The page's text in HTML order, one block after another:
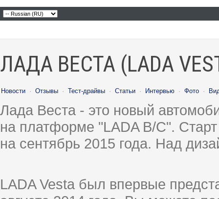
ЛАДА ВЕСТА (LADA
Новости · Отзывы · Тест-драйвы · Статьи · Интервью · Фото ·
Лада Веста - это новый
на платформе "LADA B/C".
на сентябрь 2015 года. Над
LADA Vesta был впервые